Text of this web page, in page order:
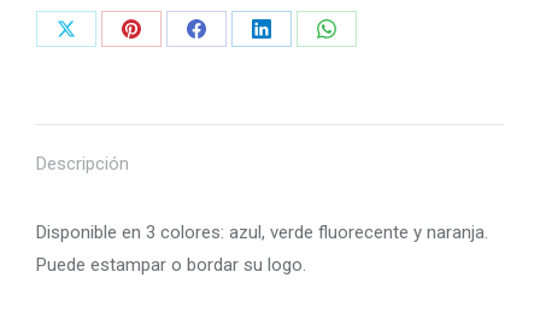
Share
Share
Share
Share
Share
Descripción
Disponible en 3 colores: azul, verde fluorecente y naranja.
Puede estampar o bordar su logo.